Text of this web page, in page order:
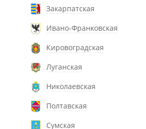
Закарпатская
Ивано-Франковская
Кировоградская
Луганская
Николаевская
Полтавская
Сумская